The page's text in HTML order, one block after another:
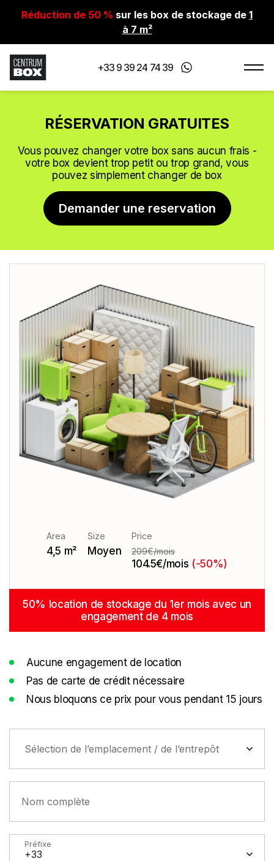
Réduction de 50 % sur les box de stockage de 1
à 7 m²
+33 9 39 24 74 39
RÉSERVATION GRATUITES
Vous pouvez changer votre box sans aucun frais -
votre box devient trop petit ou trop grand, vous
pouvez simplement changer de box
Demander une reservation
Area
4,5 m²
Size
Moyen
Price
209€/mois
104.5€/mois (-50%)
50% location de stockage du 1er mois avec un
engagement de 4 mois
Aucune engagement de location
Pas de carte de crédit nécessaire
Nous bloquons ce prix pour vous pendant 15 jours
Sélection de l’emplacement / de l’entrepôt
Nom complète
+33
Préfixe